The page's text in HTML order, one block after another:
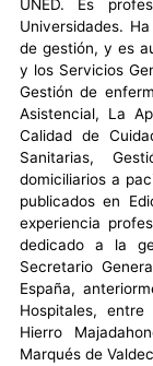
UNED. Es
Universidades.
de gestión, y es
y los Servicios
Gestión de
Asistencial, La
Calidad de
Sanitarias,
domiciliarios a
publicados en
experiencia
dedicado a la
Secretario
España,
Hospitales,
Hierro
Marqués de